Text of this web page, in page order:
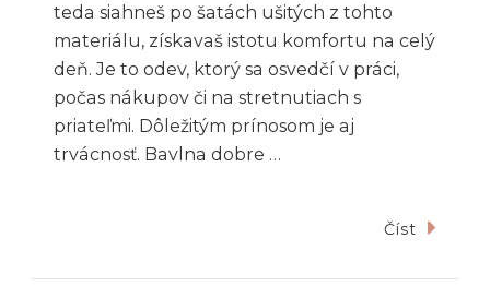
teda siahneš po šatách ušitých z tohto
materiálu, získavaš istotu komfortu na celý
deň. Je to odev, ktorý sa osvedčí v práci,
počas nákupov či na stretnutiach s
priateľmi. Dôležitým prínosom je aj
trvácnosť. Bavlna dobre …
Číst